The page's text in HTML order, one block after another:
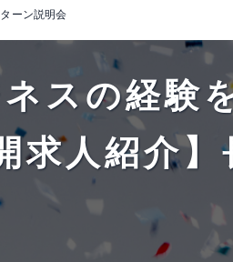
ーン説明会
ネスの経験
求人紹介